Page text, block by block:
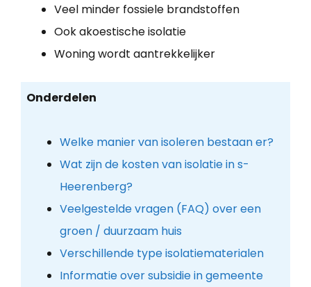
Veel minder fossiele brandstoffen
Ook akoestische isolatie
Woning wordt aantrekkelijker
Onderdelen
Welke manier van isoleren bestaan er?
Wat zijn de kosten van isolatie in s-
Heerenberg?
Veelgestelde vragen (FAQ) over een
groen / duurzaam huis
Verschillende type isolatiematerialen
Informatie over subsidie in gemeente